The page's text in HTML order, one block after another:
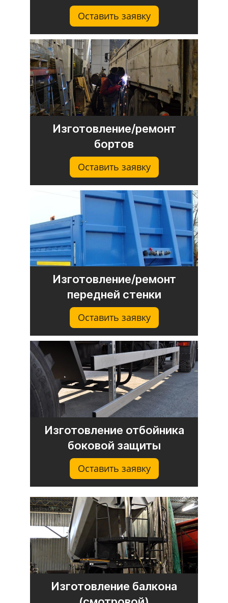
Оставить заявку
Изготовление/ремонт
бортов
Оставить заявку
Изготовление/ремонт
передней стенки
Оставить заявку
Изготовление отбойника
боковой защиты
Оставить заявку
Изготовление балкона